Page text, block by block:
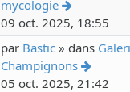
mycologie
Voir le
09 oct. 2025, 18:55
par Bastic» dans
Champignons
Voir le
05 oct. 2025, 21:42